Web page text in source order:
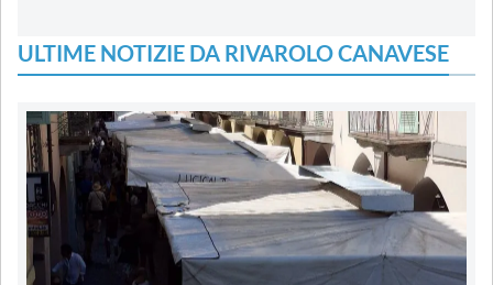
ULTIME NOTIZIE DA RIVAROLO CANAVESE